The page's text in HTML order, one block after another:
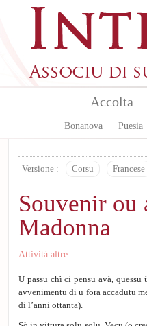
Accolta
Bonanova Puesia
Versione : Corsu Francese
Souvenir ou
Madonna
Attività altre
U passu chì ci pensu avà,
avvenimentu di u fora accadutu
di l’anni ottanta).